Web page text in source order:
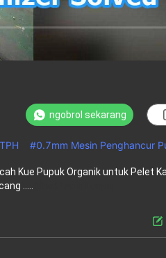
ngobrol sekarang
#0.7mm Mesin Penghancur
Kue Pupuk Organik untuk Pelet
.....